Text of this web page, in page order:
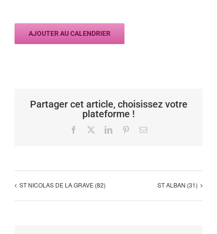
AJOUTER AU CALENDRIER
Partager cet article, choisissez votre
plateforme !
Facebook LinkedInPinterestEmail
ST NICOLAS DE LA GRAVE (82) ST ALBAN (31)